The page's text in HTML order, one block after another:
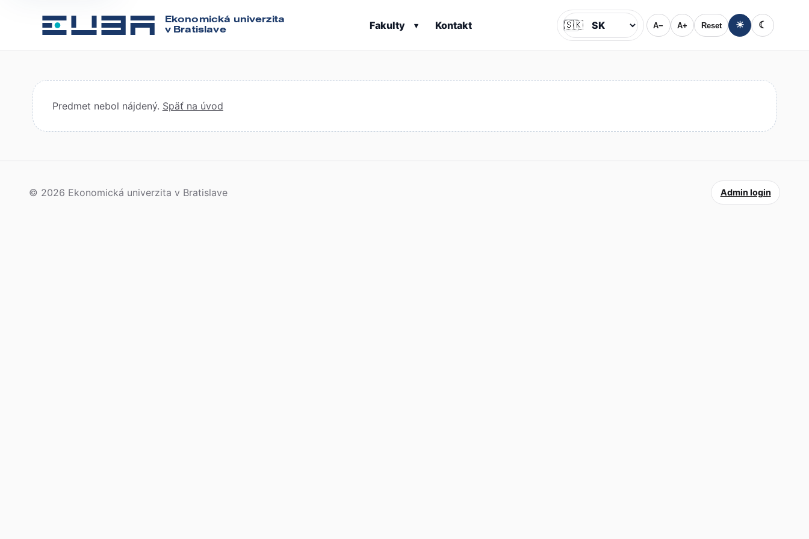
Ekonomická univerzita
v Bratislave
Fakulty ▾ Kontakt Jazyk
🇸🇰 A− A+ Reset ☀ ☾
Predmet nebol nájdený. Späť na úvod
© 2026 Ekonomická univerzita v Bratislave Admin login